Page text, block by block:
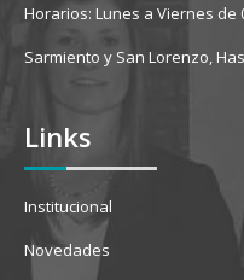
Horarios: Lunes a Viernes de
Sarmiento y San Lorenzo,
Links
Institucional
Novedades